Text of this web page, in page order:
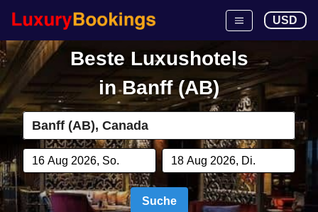
USD
Beste Luxushotels
inBanff (AB)
Suche